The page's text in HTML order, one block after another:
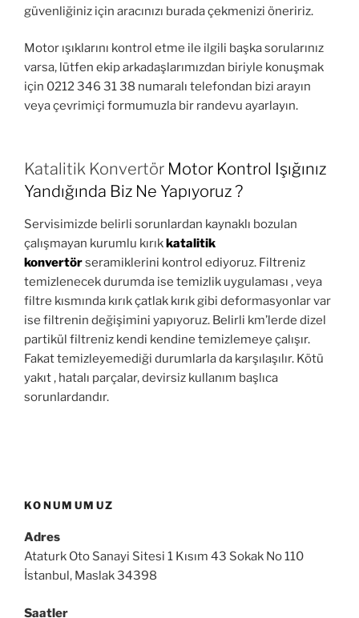
güvenliğiniz için aracınızı burada çekmenizi öneririz.
Motor ışıklarını kontrol etme ile ilgili başka sorularınız
varsa, lütfen ekip arkadaşlarımızdan biriyle konuşmak
için 0212 346 31 38 numaralı telefondan bizi arayın
veya çevrimiçi formumuzla bir randevu ayarlayın.
Katalitik Konvertör Motor Kontrol Işığınız
Yandığında Biz Ne Yapıyoruz ?
Servisimizde belirli sorunlardan kaynaklı bozulan
çalışmayan kurumlu kırıkkatalitik
konvertörseramiklerini kontrol ediyoruz. Filtreniz
temizlenecek durumda ise temizlik uygulaması , veya
filtre kısmında kırık çatlak kırık gibi deformasyonlar var
ise filtrenin değişimini yapıyoruz. Belirli km’lerde dizel
partikül filtreniz kendi kendine temizlemeye çalışır.
Fakat temizleyemediği durumlarla da karşılaşılır. Kötü
yakıt , hatalı parçalar, devirsiz kullanım başlıca
sorunlardandır.
KONUMUMUZ
Adres
Ataturk Oto Sanayi Sitesi 1 Kısım 43 Sokak No 110
İstanbul, Maslak 34398
Saatler